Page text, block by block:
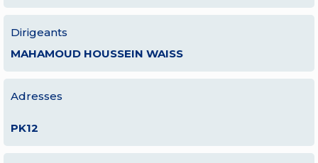
Dirigeants
MAHAMOUD HOUSSEIN WAISS
Adresses
PK12